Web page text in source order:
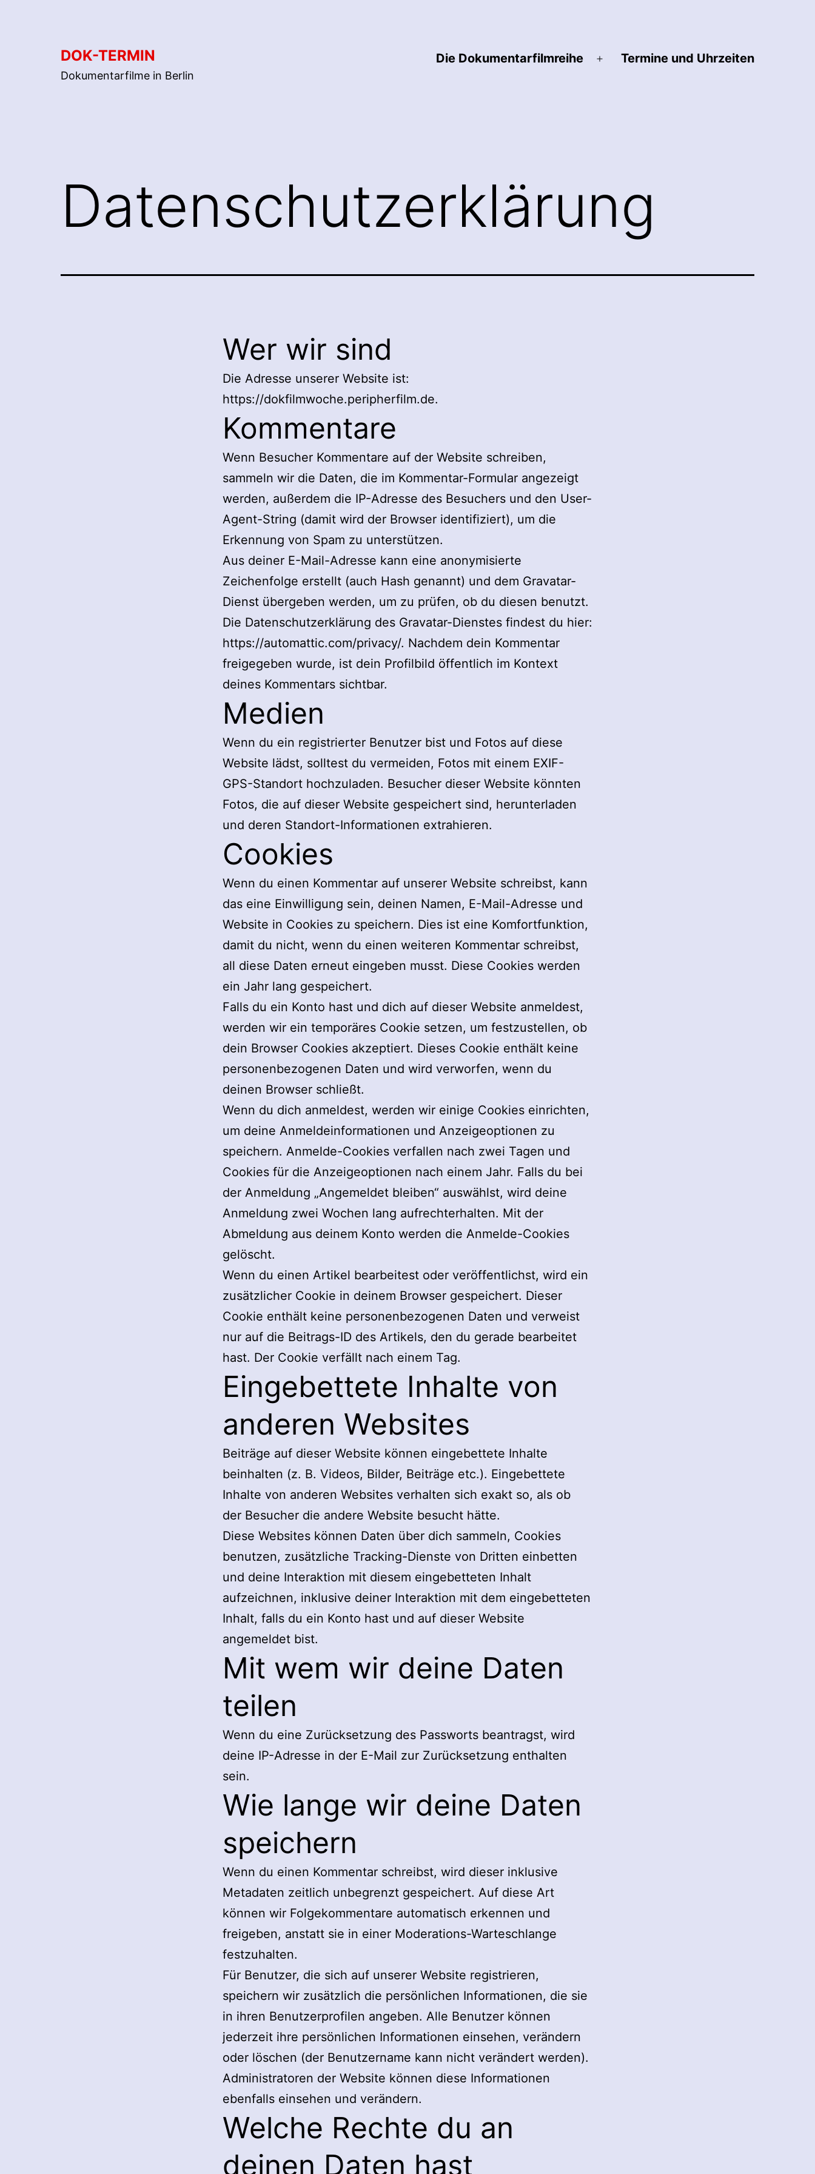
DOK-TERMIN
Dokumentarfilme in Berlin
Die Dokumentarfilmreihe
Menü
Termine und Uhrzeiten
Datenschutzerklärung
Wer wir sind
Die Adresse unserer Website ist:
https://dokfilmwoche.peripherfilm.de.
Kommentare
Wenn Besucher Kommentare auf der Website schreiben,
sammeln wir die Daten, die im Kommentar-Formular angezeigt
werden, außerdem die IP-Adresse des Besuchers und den User-
Agent-String (damit wird der Browser identifiziert), um die
Erkennung von Spam zu unterstützen.
Aus deiner E-Mail-Adresse kann eine anonymisierte
Zeichenfolge erstellt (auch Hash genannt) und dem Gravatar-
Dienst übergeben werden, um zu prüfen, ob du diesen benutzt.
Die Datenschutzerklärung des Gravatar-Dienstes findest du hier:
https://automattic.com/privacy/. Nachdem dein Kommentar
freigegeben wurde, ist dein Profilbild öffentlich im Kontext
deines Kommentars sichtbar.
Medien
Wenn du ein registrierter Benutzer bist und Fotos auf diese
Website lädst, solltest du vermeiden, Fotos mit einem EXIF-
GPS-Standort hochzuladen. Besucher dieser Website könnten
Fotos, die auf dieser Website gespeichert sind, herunterladen
und deren Standort-Informationen extrahieren.
Cookies
Wenn du einen Kommentar auf unserer Website schreibst, kann
das eine Einwilligung sein, deinen Namen, E-Mail-Adresse und
Website in Cookies zu speichern. Dies ist eine Komfortfunktion,
damit du nicht, wenn du einen weiteren Kommentar schreibst,
all diese Daten erneut eingeben musst. Diese Cookies werden
ein Jahr lang gespeichert.
Falls du ein Konto hast und dich auf dieser Website anmeldest,
werden wir ein temporäres Cookie setzen, um festzustellen, ob
dein Browser Cookies akzeptiert. Dieses Cookie enthält keine
personenbezogenen Daten und wird verworfen, wenn du
deinen Browser schließt.
Wenn du dich anmeldest, werden wir einige Cookies einrichten,
um deine Anmeldeinformationen und Anzeigeoptionen zu
speichern. Anmelde-Cookies verfallen nach zwei Tagen und
Cookies für die Anzeigeoptionen nach einem Jahr. Falls du bei
der Anmeldung „Angemeldet bleiben“ auswählst, wird deine
Anmeldung zwei Wochen lang aufrechterhalten. Mit der
Abmeldung aus deinem Konto werden die Anmelde-Cookies
gelöscht.
Wenn du einen Artikel bearbeitest oder veröffentlichst, wird ein
zusätzlicher Cookie in deinem Browser gespeichert. Dieser
Cookie enthält keine personenbezogenen Daten und verweist
nur auf die Beitrags-ID des Artikels, den du gerade bearbeitet
hast. Der Cookie verfällt nach einem Tag.
Eingebettete Inhalte von
anderen Websites
Beiträge auf dieser Website können eingebettete Inhalte
beinhalten (z. B. Videos, Bilder, Beiträge etc.). Eingebettete
Inhalte von anderen Websites verhalten sich exakt so, als ob
der Besucher die andere Website besucht hätte.
Diese Websites können Daten über dich sammeln, Cookies
benutzen, zusätzliche Tracking-Dienste von Dritten einbetten
und deine Interaktion mit diesem eingebetteten Inhalt
aufzeichnen, inklusive deiner Interaktion mit dem eingebetteten
Inhalt, falls du ein Konto hast und auf dieser Website
angemeldet bist.
Mit wem wir deine Daten
teilen
Wenn du eine Zurücksetzung des Passworts beantragst, wird
deine IP-Adresse in der E-Mail zur Zurücksetzung enthalten
sein.
Wie lange wir deine Daten
speichern
Wenn du einen Kommentar schreibst, wird dieser inklusive
Metadaten zeitlich unbegrenzt gespeichert. Auf diese Art
können wir Folgekommentare automatisch erkennen und
freigeben, anstatt sie in einer Moderations-Warteschlange
festzuhalten.
Für Benutzer, die sich auf unserer Website registrieren,
speichern wir zusätzlich die persönlichen Informationen, die sie
in ihren Benutzerprofilen angeben. Alle Benutzer können
jederzeit ihre persönlichen Informationen einsehen, verändern
oder löschen (der Benutzername kann nicht verändert werden).
Administratoren der Website können diese Informationen
ebenfalls einsehen und verändern.
Welche Rechte du an
deinen Daten hast